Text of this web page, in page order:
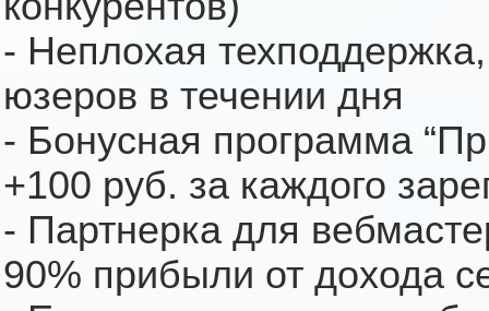
- Неплохая
юзеров в течении дня
- Бонусная программа
+100 руб. за каждого
- Партнерка для
90% прибыли от дохода